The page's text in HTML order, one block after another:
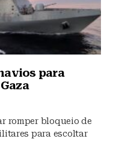
para
romper bloqueio de
para escoltar